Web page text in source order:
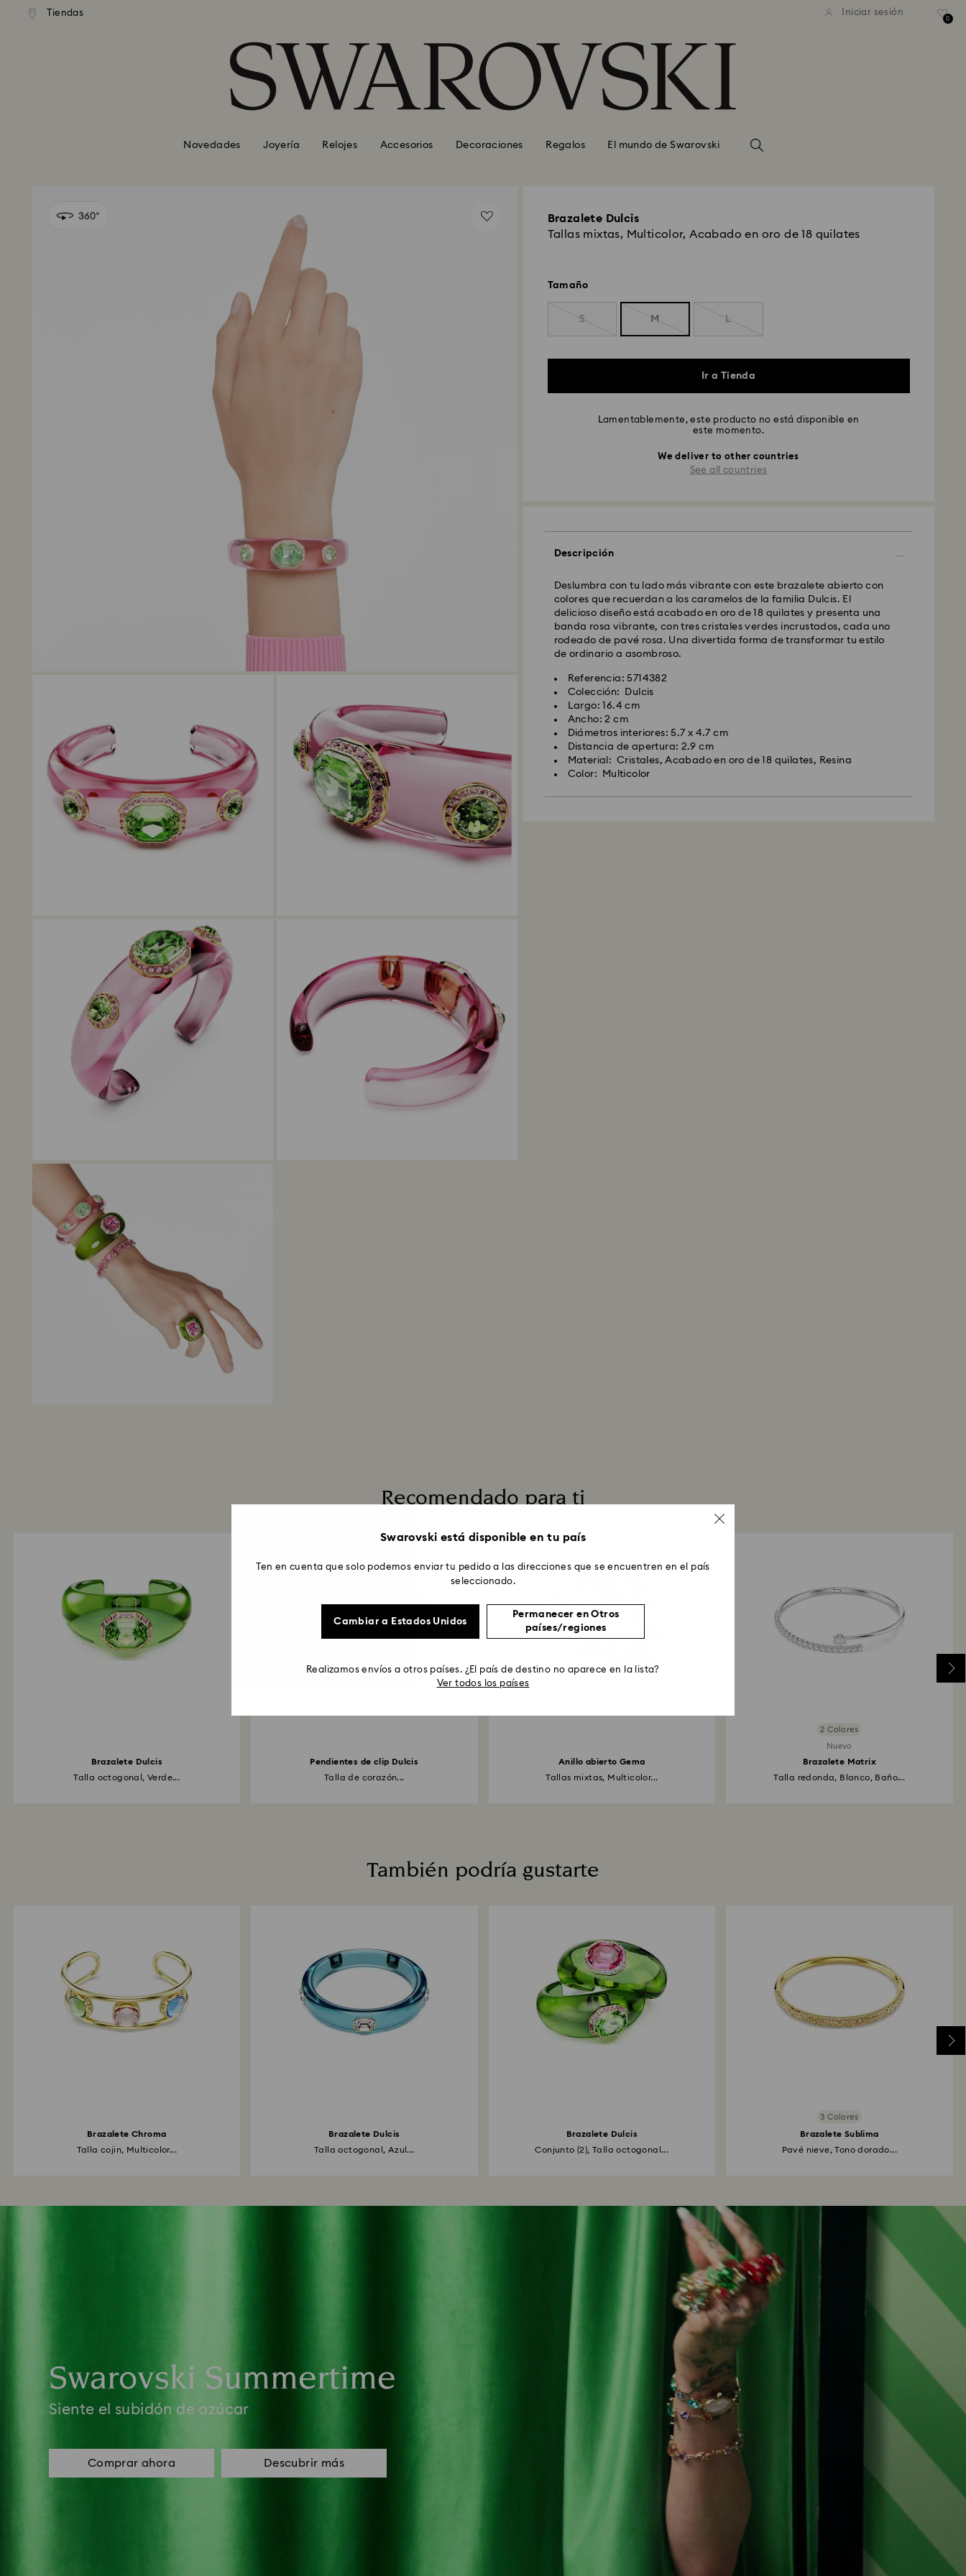
Accesskeys list
Tiendas Iniciar sesión
0
Novedades Joyería Relojes Accesorios Decoraciones Regalos El mundo de Swarovski
Brazalete Dulcis
Tallas mixtas, Multicolor, Acabado en oro de 18 quilates
Tamaño
S M L
Ir a Tienda
Lamentablemente, este producto no está disponible en
este momento.
We deliver to other countries
See all countries
Descripción
Deslumbra con tu lado más vibrante con este brazalete abierto con
colores que recuerdan a los caramelos de la familia Dulcis. El
delicioso diseño está acabado en oro de 18 quilates y presenta una
banda rosa vibrante, con tres cristales verdes incrustados, cada uno
rodeado de pavé rosa. Una divertida forma de transformar tu estilo
de ordinario a asombroso.
Referencia: 5714382
Colección: Dulcis
Largo: 16.4 cm
Ancho: 2 cm
Diámetros interiores: 5.7 x 4.7 cm
Distancia de apertura: 2.9 cm
Material: Cristales, Acabado en oro de 18 quilates, Resina
Color: Multicolor
Recomendado para ti
Brazalete Dulcis
Talla octogonal, Verde...
Pendientes de clip Dulcis
Talla de corazón...
Anillo abierto Gema
Tallas mixtas, Multicolor...
2 Colores
Nuevo
Brazalete Matrix
Talla redonda, Blanco, Baño...
También podría gustarte
Brazalete Chroma
Talla cojin, Multicolor...
Brazalete Dulcis
Talla octogonal, Azul...
Brazalete Dulcis
Conjunto (2), Talla octogonal...
3 Colores
Brazalete Sublima
Pavé nieve, Tono dorado...
Swarovski Summertime
Siente el subidón de azúcar
Comprar ahora Descubrir más
Swarovski está disponible en tu país
Ten en cuenta que solo podemos enviar tu pedido a las direcciones que se encuentren en el país
seleccionado.
Cambiar a Estados Unidos
Permanecer en Otros
países/regiones
Realizamos envíos a otros países. ¿El país de destino no aparece en la lista?
Ver todos los países